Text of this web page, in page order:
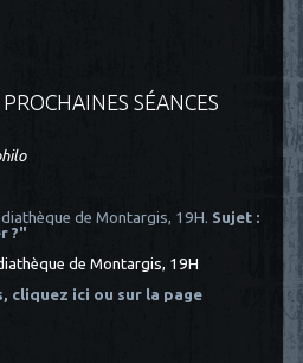
SÉANCES
de Montargis, 19H. Sujet :
?"
de Montargis, 19H
cliquez ici ou sur la page